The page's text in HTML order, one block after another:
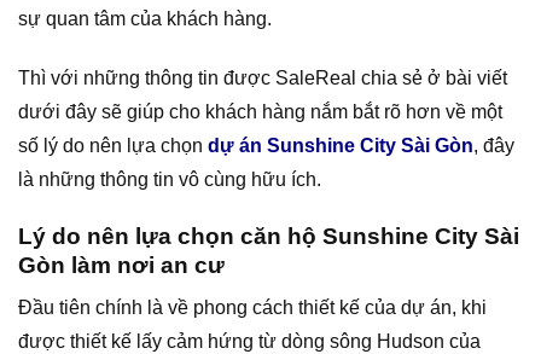
sự quan tâm của khách hàng.
Thì với những thông tin được SaleReal chia sẻ ở bài viết
dưới đây sẽ giúp cho khách hàng nắm bắt rõ hơn về một
số lý do nên lựa chọn dự án Sunshine City Sài Gòn, đây
là những thông tin vô cùng hữu ích.
Lý do nên lựa chọn căn hộ Sunshine City Sài
Gòn làm nơi an cư
Đầu tiên chính là về phong cách thiết kế của dự án, khi
được thiết kế lấy cảm hứng từ dòng sông Hudson của